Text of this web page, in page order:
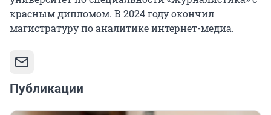
красным дипломом. В 2024 году окончил
магистратуру по аналитике интернет-медиа.
Публикации